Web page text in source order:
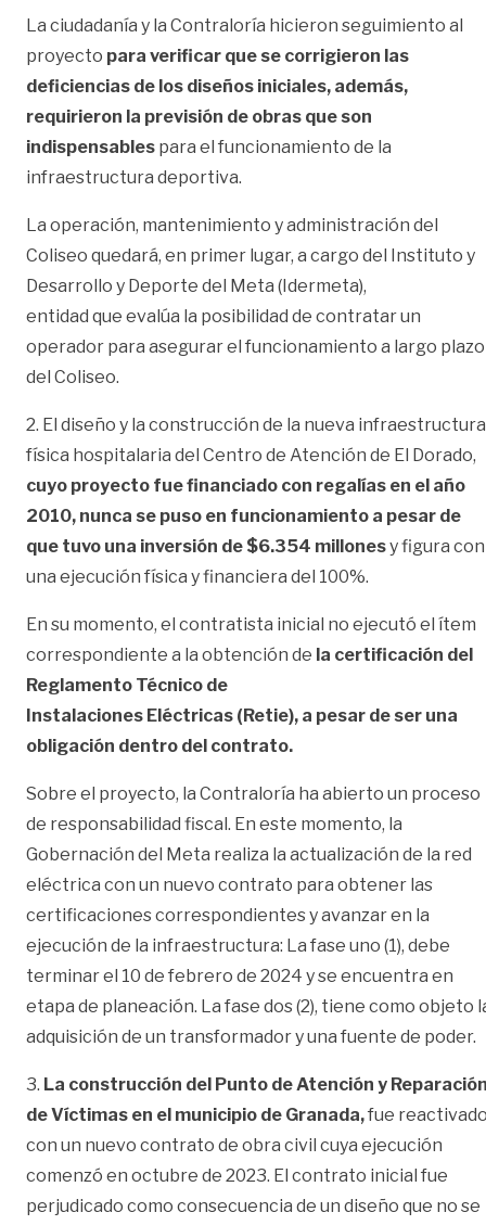
La ciudadanía y la Contraloría hicieron seguimiento al
proyecto para verificar que se corrigieron las
deficiencias de los diseños iniciales, además,
requirieron la previsión de obras que son
indispensables para el funcionamiento de la
infraestructura deportiva.
La operación, mantenimiento y administración del
Coliseo quedará, en primer lugar, a cargo del Instituto y
Desarrollo y Deporte del Meta (Idermeta),
entidad que evalúa la posibilidad de contratar un
operador para asegurar el funcionamiento a largo plazo
del Coliseo.
2. El diseño y la construcción de la nueva infraestructura
física hospitalaria del Centro de Atención de El Dorado,
cuyo proyecto fue financiado con regalías en el año
2010, nunca se puso en funcionamiento a pesar de
que tuvo una inversión de $6.354 millonesy figura con
una ejecución física y financiera del 100%.
En su momento, el contratista inicial no ejecutó el ítem
correspondiente a la obtención de la certificación del
Reglamento Técnico de
Instalaciones Eléctricas (Retie), a pesar de ser una
obligación dentro del contrato.
Sobre el proyecto, la Contraloría ha abierto un proceso
de responsabilidad fiscal. En este momento, la
Gobernación del Meta realiza la actualización de la red
eléctrica con un nuevo contrato para obtener las
certificaciones correspondientes y avanzar en la
ejecución de la infraestructura: La fase uno (1), debe
terminar el 10 de febrero de 2024 y se encuentra en
etapa de planeación. La fase dos (2), tiene como objeto
adquisición de un transformador y una fuente de poder.
3. La construcción del Punto de Atención y
de Víctimas en el municipio de Granada,fue
con un nuevo contrato de obra civil cuya ejecución
comenzó en octubre de 2023. El contrato inicial fue
perjudicado como consecuencia de un diseño que no se